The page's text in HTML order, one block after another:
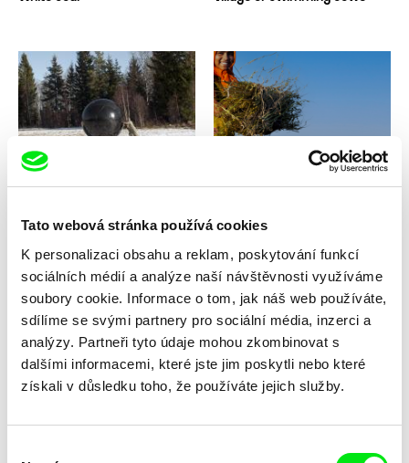
Tato webová stránka používá cookies
K personalizaci obsahu a reklam, poskytování funkcí
sociálních médií a analýze naší návštěvnosti využíváme
soubory cookie. Informace o tom, jak náš web používáte,
sdílíme se svými partnery pro sociální média, inzerci a
analýzy. Partneři tyto údaje mohou zkombinovat s
dalšími informacemi, které jste jim poskytli nebo které
získali v důsledku toho, že používáte jejich služby.
Lars Bergström, Mats Bigert
The Weather War Tam, kde bydlí ájurvéda
Ivan Koudelka, Karel Vachek
Stoletá voda
Alain De Halleux
Nuclear: nothing to report